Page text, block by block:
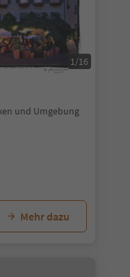
1/16
und Umgebung
Mehr dazu